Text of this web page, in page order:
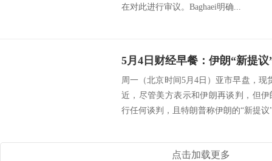
在对此进行审议。Baghaei明确...
周一（北京时间5月4日）亚市早盘，现
近，尽管美方表示和伊朗再谈判，但
行任何谈判，且特朗普称伊朗的“新提议
点击加载更多